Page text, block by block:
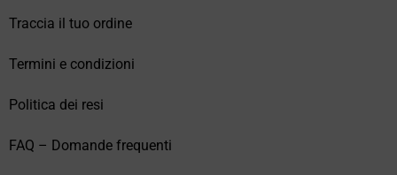
Traccia il tuo ordine
Termini e condizioni
Politica dei resi
FAQ – Domande frequenti